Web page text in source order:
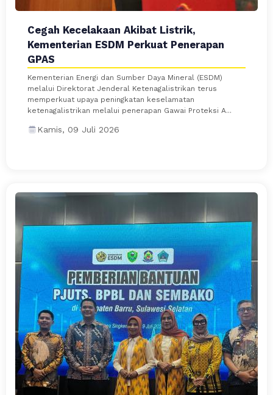
Cegah Kecelakaan Akibat Listrik,
Kementerian ESDM Perkuat Penerapan
GPAS
Kementerian Energi dan Sumber Daya Mineral (ESDM)
melalui Direktorat Jenderal Ketenagalistrikan terus
memperkuat upaya peningkatan keselamatan
ketenagalistrikan melalui penerapan Gawai Proteksi A...
Kamis, 09 Juli 2026